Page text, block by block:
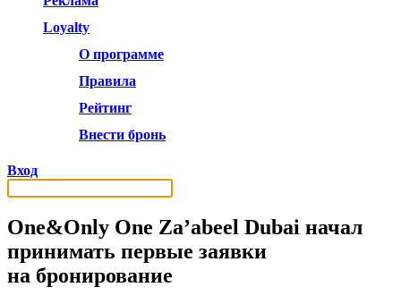
Loyalty
О программе
Правила
Рейтинг
Внести бронь
Вход
One&Only One Za’abeel Dubai начал
принимать первые заявки
на бронирование